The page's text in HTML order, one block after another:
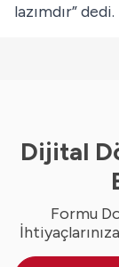
lazımdır” dedi.
Dijital
Formu